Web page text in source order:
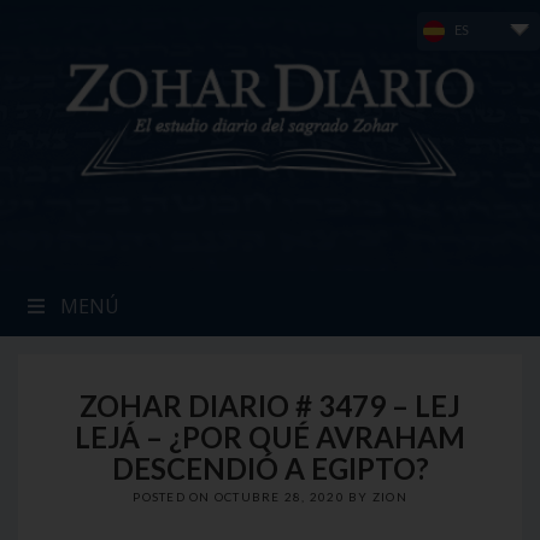
ES
MENÚ
ZOHAR DIARIO # 3479 – LEJ
LEJÁ – ¿POR QUÉ AVRAHAM
DESCENDIÓ A EGIPTO?
POSTED ON OCTUBRE 28, 2020 BY ZION